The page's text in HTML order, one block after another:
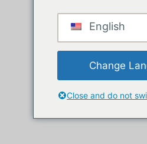
English
Change
Close and do not